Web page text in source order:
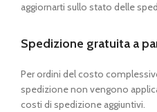
aggiornarti sullo stato delle
Spedizione gratuita a
Per ordini del costo
spedizione non vengono
costi di spedizione aggiuntivi.